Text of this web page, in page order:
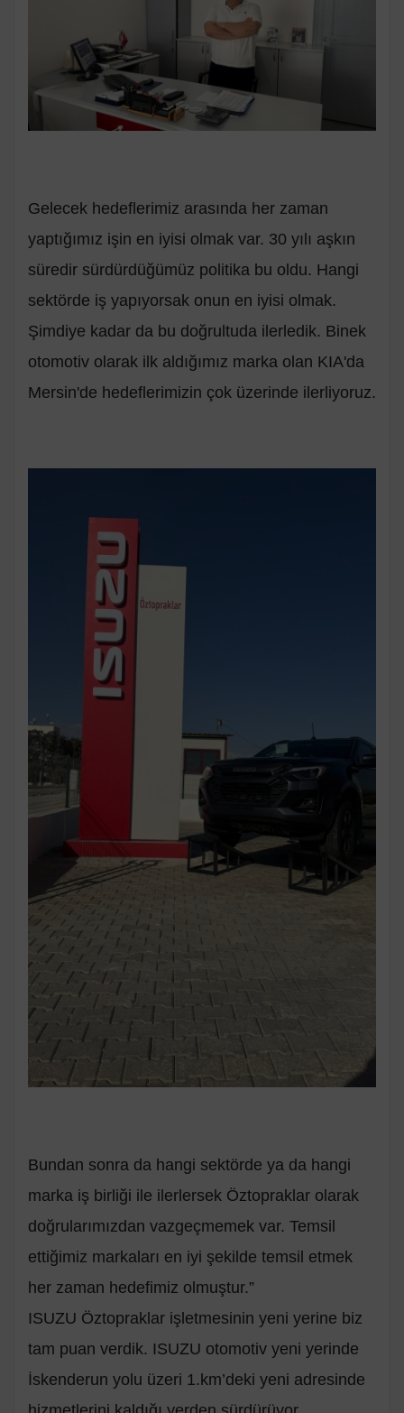
Gelecek hedeflerimiz arasında her zaman
yaptığımız işin en iyisi olmak var. 30 yılı aşkın
süredir sürdürdüğümüz politika bu oldu. Hangi
sektörde iş yapıyorsak onun en iyisi olmak.
Şimdiye kadar da bu doğrultuda ilerledik. Binek
otomotiv olarak ilk aldığımız marka olan KIA'da
Mersin'de hedeflerimizin çok üzerinde ilerliyoruz.
Bundan sonra da hangi sektörde ya da hangi
marka iş birliği ile ilerlersek Öztopraklar olarak
doğrularımızdan vazgeçmemek var. Temsil
ettiğimiz markaları en iyi şekilde temsil etmek
her zaman hedefimiz olmuştur.”
ISUZU Öztopraklar işletmesinin yeni yerine biz
tam puan verdik. ISUZU otomotiv yeni yerinde
İskenderun yolu üzeri 1.km’deki yeni adresinde